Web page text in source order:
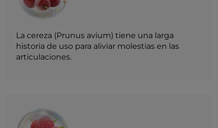
La cereza (Prunus avium) tiene una larga
historia de uso para aliviar molestias en las
articulaciones.